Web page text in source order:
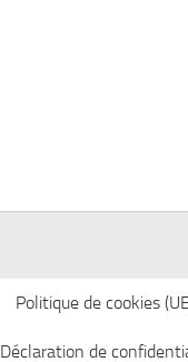
Politique de cookies
Déclaration de